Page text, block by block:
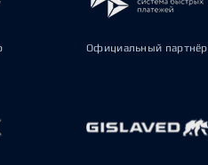
Официальный партнёр